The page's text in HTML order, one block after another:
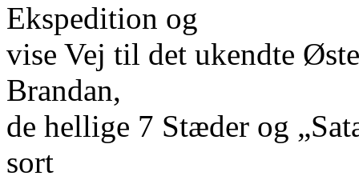
Ekspedition og
vise Vej til det ukendte
Brandan,
de hellige 7 Stæder og
sort